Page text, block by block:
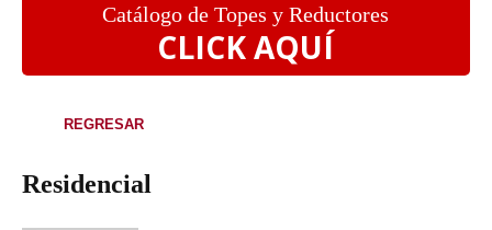
Catálogo de Topes y Reductores
CLICK AQUÍ
REGRESAR
Residencial